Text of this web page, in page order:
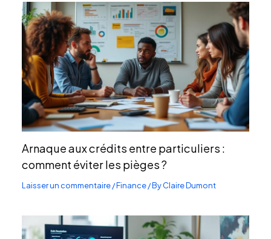
Arnaque aux crédits entre particuliers :
comment éviter les pièges ?
Laisser un commentaire/Finance/ ByClaire Dumont